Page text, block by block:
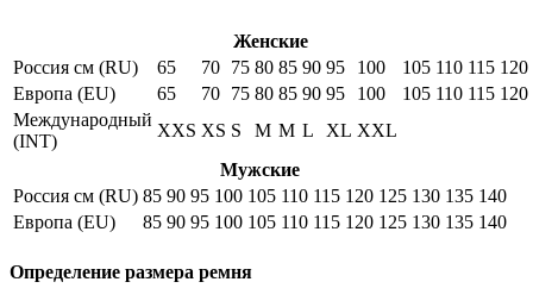
Женские
Россия см (RU)
65 70 75 80 85 90 95 100 105 110 115 120
Европа (EU)
65 70 75 80 85 90 95 100 105 110 115 120
Международный
(INT)
XXS XS S M M L XL XXL
Мужские
Россия см (RU) 85 90 95 100 105 110 115 120 125 130 135 140
Европа (EU)
85 90 95 100 105 110 115 120 125 130 135 140
Определение размера ремня